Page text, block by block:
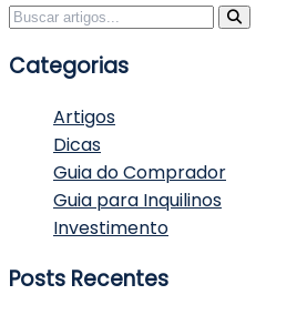
Pesquisar por:
Categorias
Artigos
Dicas
Guia do Comprador
Guia para Inquilinos
Investimento
Posts Recentes